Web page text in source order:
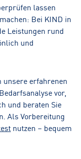
lassen
Bei KIND in
Leistungen rund
und
unsere erfahrenen
vor,
und beraten Sie
Als Vorbereitung
nutzen – bequem